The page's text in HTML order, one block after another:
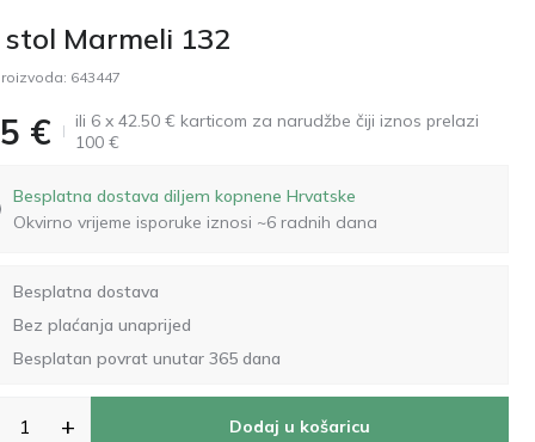
Marmeli 132
643447
€
ili 6 x 42.50 € karticom za narudžbe čiji iznos prelazi
100 €
Besplatna dostava diljem kopnene Hrvatske
Okvirno vrijeme isporuke iznosi ~6 radnih dana
Besplatna dostava
Bez plaćanja unaprijed
Besplatan povrat unutar 365 dana
+ Dodaj u košaricu